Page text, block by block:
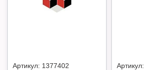
Артикул: 1377402 Артикул: